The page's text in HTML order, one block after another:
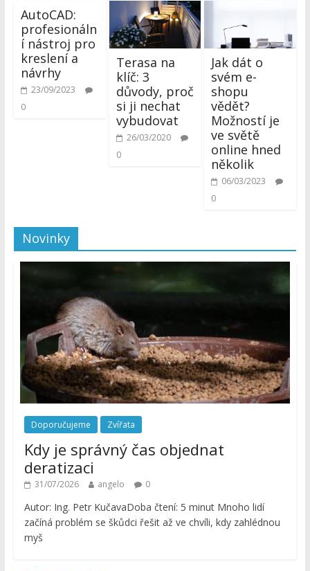
AutoCAD:
profesionáln
í nástroj pro
kreslení a
návrhy
23/09/2023
0
Terasa na
klíč: 3
důvody, proč
si ji nechat
vybudovat
26/03/2020
0
Jak dát o
svém e-
shopu
vědět?
Možností je
ve světě
online hned
několik
06/03/2023
0
Novinky
Doporučujeme Zvířata
Kdy je správný čas objednat
deratizaci
31/07/2026 angelo 0
Autor: Ing. Petr KučavaDoba čtení: 5 minut Mnoho lidí
začíná problém se škůdci řešit až ve chvíli, kdy zahlédnou
myš